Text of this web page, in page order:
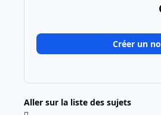
Créer un
Aller sur la liste des sujets